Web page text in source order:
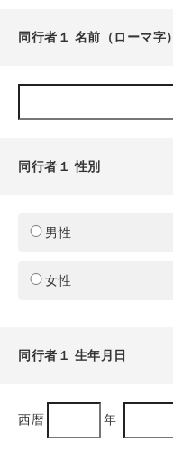
同行者１ 名前（ローマ字）
同行者１ 性別
男性
女性
同行者１ 生年月日
西暦 年